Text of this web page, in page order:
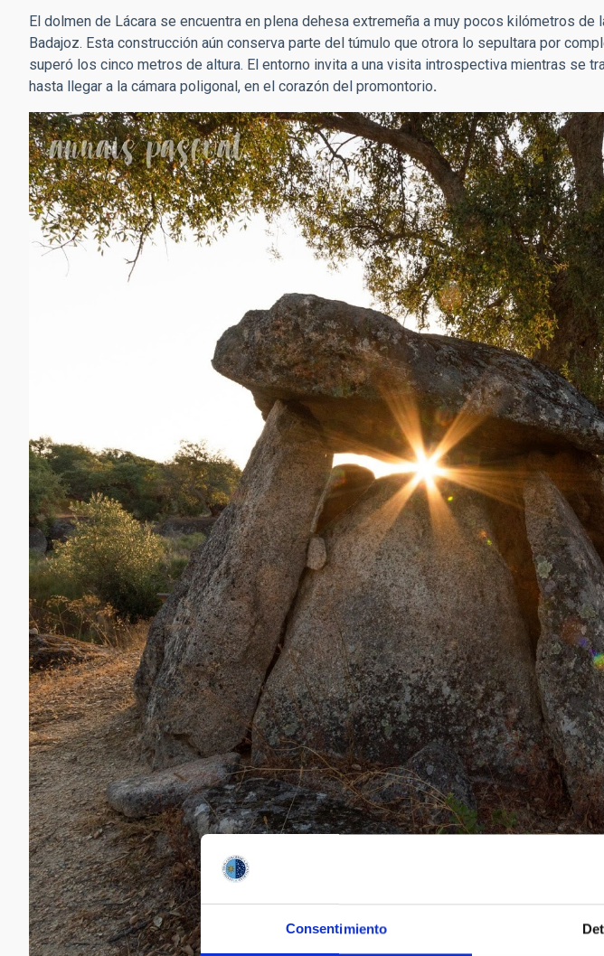
Consentimiento
El dolmen de Lácara se encuentra en plena dehesa extremeña a muy pocos kilómetros de
Badajoz. Esta construcción aún conserva parte del túmulo que otrora lo sepultara por
superó los cinco metros de altura. El entorno invita a una visita introspectiva mientras se
hasta llegar a la cámara poligonal, en el corazón del promontorio.